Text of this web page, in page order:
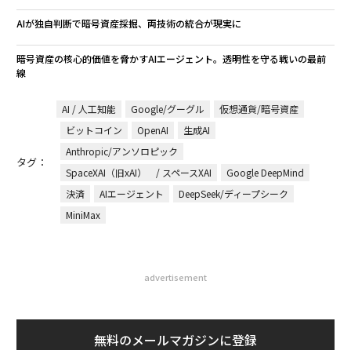
AIが独自判断で暗号資産採掘、両技術の統合が現実に
暗号資産の核心的価値を脅かすAIエージェント。透明性を守る戦いの最前
線
タグ：
AI / 人工知能 Google/グーグル
仮想通貨/暗号資産
ビットコイン
OpenAI
生成AI
Anthropic/アンソロピック
SpaceXAI（旧xAI） / スペースXAI
Google DeepMind
決済
AIエージェント
DeepSeek/ディープシーク
MiniMax
advertisement
無料のメールマガジンに登録